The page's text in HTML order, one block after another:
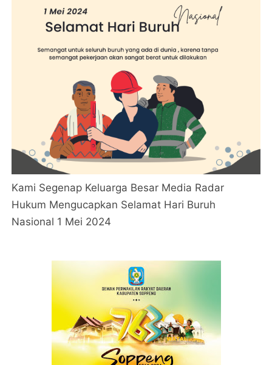
Kami Segenap Keluarga Besar Media Radar
Hukum Mengucapkan Selamat Hari Buruh
Nasional 1 Mei 2024